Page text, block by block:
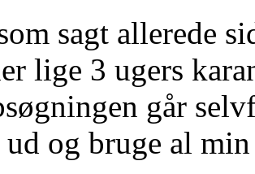
sagt allerede
lige 3 ugers
går
ud og bruge al